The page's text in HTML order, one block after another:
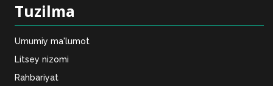
Tuzilma
Umumiy ma'lumot
Litsey nizomi
Rahbariyat